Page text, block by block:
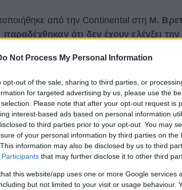
Not Process My Personal Information
opt-out of the sale, sharing to third parties, or
for targeted advertising by us, please use the
Please note that after your opt-out request is
interest-based ads based on personal information
to third parties prior to your opt-out. You may
of your personal information by third parties on the
information may also be disclosed by us to third
that may further disclose it to other third
this website/app uses one or more Google services
but not limited to your visit or usage behaviour.
από την Continental στη Μ.
παραδέχθηκαν ότι δεν έχουν ελέγξει
30 ημέρες.
ότι δεν έχουν ελέγξει τα ελαστικά
των 90 ημερών ή και ακόμη περισσότερο.
και δεν μπορείς να σταματήσεις το